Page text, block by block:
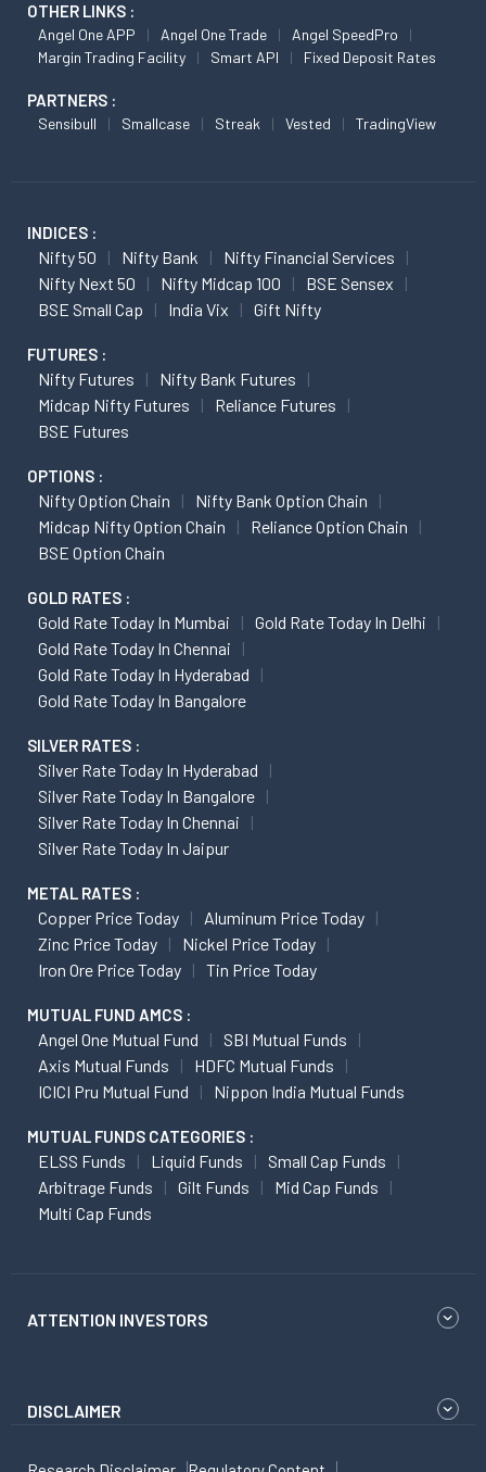
OTHER LINKS :
Angel One APP Angel One Trade
Angel SpeedPro
Margin Trading Facility
Smart API Fixed Deposit Rates
PARTNERS :
Sensibull Smallcase Streak Vested TradingView
INDICES :
Nifty 50 Nifty Bank
Nifty Financial Services
Nifty Next 50
Nifty Midcap 100
BSE Sensex
BSE Small Cap
India Vix Gift Nifty
FUTURES :
Nifty Futures
Nifty Bank Futures
Midcap Nifty Futures
Reliance Futures
BSE Futures
OPTIONS :
Nifty Option Chain
Nifty Bank Option Chain
Midcap Nifty Option Chain
Reliance Option Chain
BSE Option Chain
GOLD RATES :
Gold Rate Today In Mumbai
Gold Rate Today In Delhi
Gold Rate Today In Chennai
Gold Rate Today In Hyderabad
Gold Rate Today In Bangalore
SILVER RATES :
Silver Rate Today In Hyderabad
Silver Rate Today In Bangalore
Silver Rate Today In Chennai
Silver Rate Today In Jaipur
METAL RATES :
Copper Price Today
Aluminum Price Today
Zinc Price Today
Nickel Price Today
Iron Ore Price Today
Tin Price Today
MUTUAL FUND AMCS :
Angel One Mutual Fund
SBI Mutual Funds
Axis Mutual Funds
HDFC Mutual Funds
ICICI Pru Mutual Fund
Nippon India Mutual Funds
MUTUAL FUNDS CATEGORIES :
ELSS Funds Liquid Funds
Small Cap Funds
Arbitrage Funds
Gilt Funds
Mid Cap Funds
Multi Cap Funds
ATTENTION INVESTORS
DISCLAIMER